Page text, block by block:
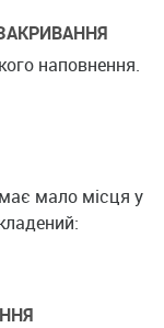
наповнення.
мало місця у